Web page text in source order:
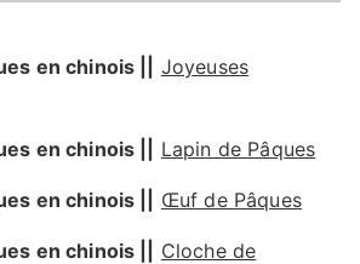
en chinois ||
Joyeuses
en chinois || Lapin de Pâques
en chinois || Œuf de Pâques
en chinois ||
Cloche de